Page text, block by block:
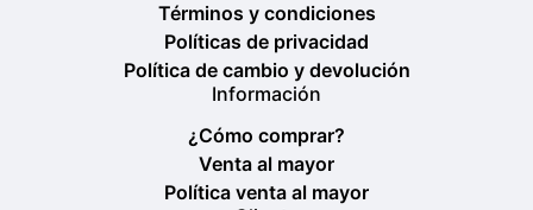
Términos y condiciones
Políticas de privacidad
Política de cambio y devolución
Información
¿Cómo comprar?
Venta al mayor
Política venta al mayor